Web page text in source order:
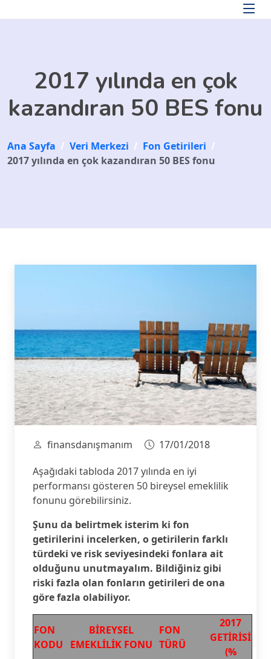
2017 yılında en çok
kazandıran 50 BES fonu
Ana Sayfa / Veri Merkezi / Fon Getirileri /
2017 yılında en çok kazandıran 50 BES fonu
finansdanışmanım
17/01/2018
Aşağıdaki tabloda 2017 yılında en iyi
performansı gösteren 50 bireysel emeklilik
fonunu görebilirsiniz.
Şunu da belirtmek isterim ki fon
getirilerini incelerken, o getirilerin farklı
türdeki ve risk seviyesindeki fonlara ait
olduğunu unutmayalım. Bildiğiniz gibi
riski fazla olan fonların getirileri de ona
göre fazla olabiliyor.
FON
KODU
BİREYSEL
EMEKLİLİK FONU
FON
TÜRÜ
2017
GETİRİSİ
(%